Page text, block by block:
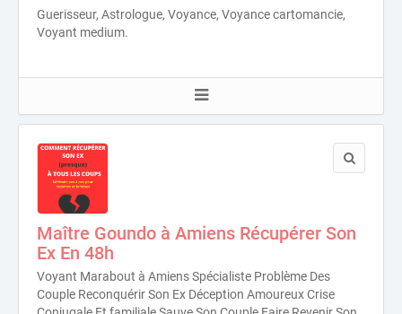
Guerisseur, Astrologue, Voyance, Voyance cartomancie,
Voyant medium.
Maître Goundo à Amiens Récupérer Son
Ex En 48h
Voyant Marabout à Amiens Spécialiste Problème Des
Couple Reconquérir Son Ex Déception Amoureux Crise